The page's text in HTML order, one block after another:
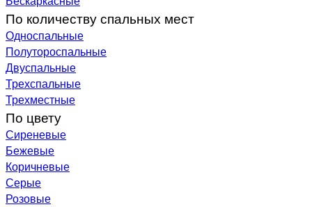
По количеству спальных мест
Односпальные
Полутороспальные
Двуспальные
Трехспальные
Трехместные
По цвету
Сиреневые
Бежевые
Коричневые
Серые
Розовые